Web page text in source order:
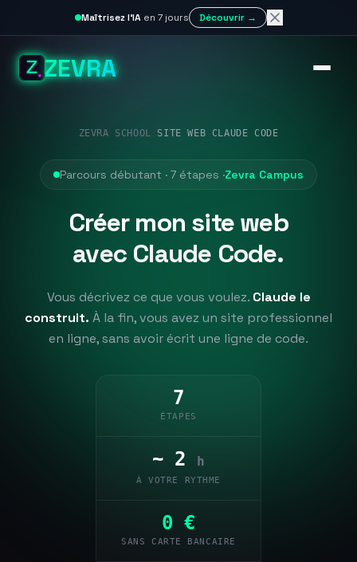
Maîtrisez l'IAen 7 jours Découvrir →
ZEVRA
ZEVRA SCHOOL/SITE WEB CLAUDE CODE
Parcours débutant · 7 étapes ·Zevra Campus
Créer mon site web
avec Claude Code.
Vous décrivez ce que vous voulez. Claude le
construit. À la fin, vous avez un site professionnel
en ligne, sans avoir écrit une ligne de code.
7
ÉTAPES
~ 2 h
À VOTRE RYTHME
0 €
SANS CARTE BANCAIRE